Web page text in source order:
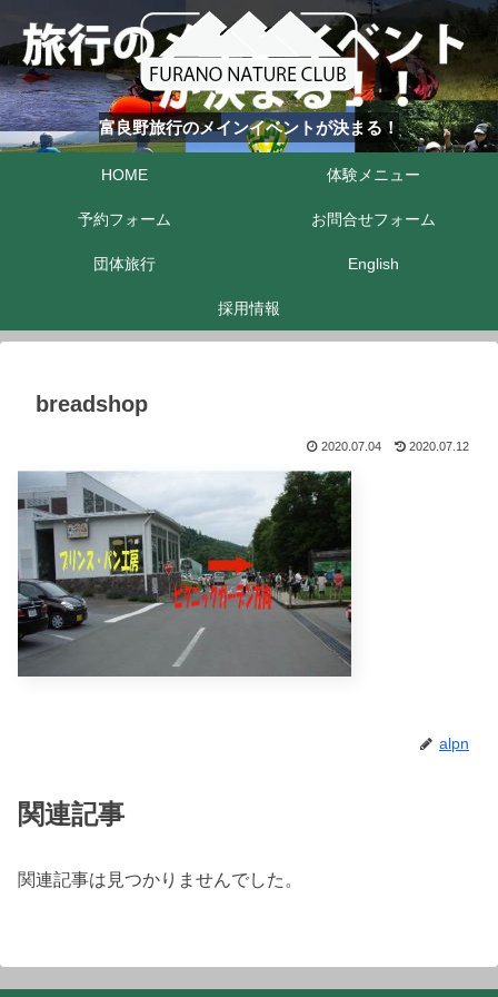
富良野旅行のメインイベントが決まる！
HOME 体験メニュー
予約フォーム お問合せフォーム
団体旅行 English
採用情報
breadshop
2020.07.04 2020.07.12
alpn
関連記事
関連記事は見つかりませんでした。